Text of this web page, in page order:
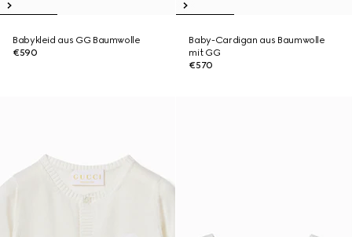
Babykleid aus GG Baumwolle
€590
Baby-Cardigan aus Baumwolle
mit GG
€570